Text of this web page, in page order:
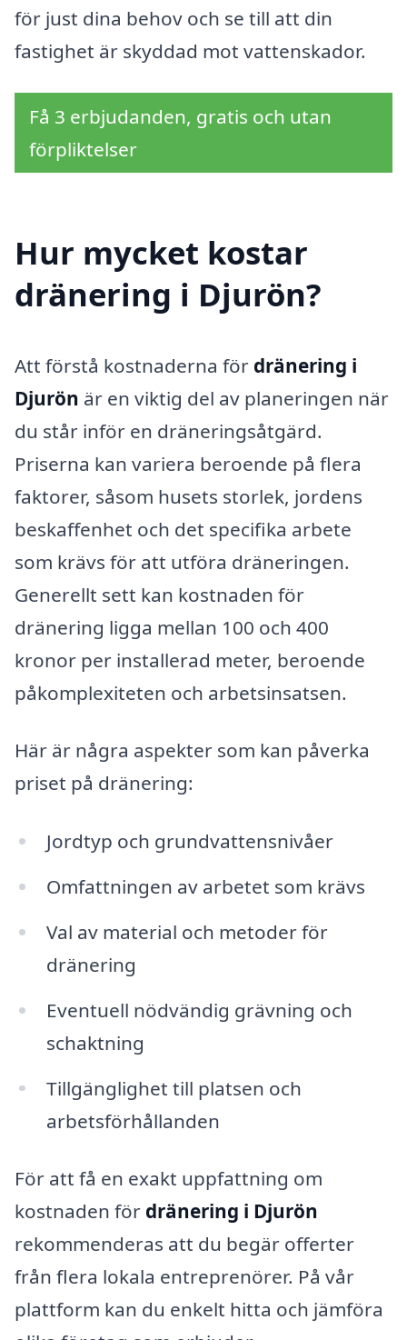
för just dina behov och se till att din
fastighet är skyddad mot vattenskador.
Få 3 erbjudanden, gratis och utan
förpliktelser
Hur mycket kostar
dränering i Djurön?
Att förstå kostnaderna för dränering i
Djurön är en viktig del av planeringen när
du står inför en dräneringsåtgärd.
Priserna kan variera beroende på flera
faktorer, såsom husets storlek, jordens
beskaffenhet och det specifika arbete
som krävs för att utföra dräneringen.
Generellt sett kan kostnaden för
dränering ligga mellan 100 och 400
kronor per installerad meter, beroende
påkomplexiteten och arbetsinsatsen.
Här är några aspekter som kan påverka
priset på dränering:
Jordtyp och grundvattensnivåer
Omfattningen av arbetet som krävs
Val av material och metoder för
dränering
Eventuell nödvändig grävning och
schaktning
Tillgänglighet till platsen och
arbetsförhållanden
För att få en exakt uppfattning om
kostnaden för dränering i Djurön
rekommenderas att du begär offerter
från flera lokala entreprenörer. På vår
plattform kan du enkelt hitta och jämföra